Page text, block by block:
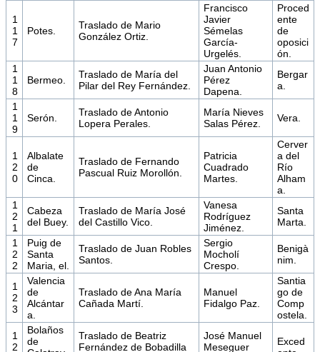
1
1
7
Potes.
Traslado de Mario
González Ortiz.
Francisco
Javier
Sémelas
García-
Urgelés.
Proced
ente
de
oposici
ón.
1
1
8
Bermeo.
Traslado de María del
Pilar del Rey Fernández.
Juan Antonio
Pérez
Dapena.
Bergar
a.
1
1
9
Serón.
Traslado de Antonio
Lopera Perales.
María Nieves
Salas Pérez.
Vera.
1
2
0
Albalate
de
Cinca.
Traslado de Fernando
Pascual Ruiz Morollón.
Patricia
Cuadrado
Martes.
Cerver
a del
Río
Alham
a.
1
2
1
Cabeza
del Buey.
Traslado de María José
del Castillo Vico.
Vanesa
Rodríguez
Jiménez.
Santa
Marta.
1
2
2
Puig de
Santa
Maria, el.
Traslado de Juan Robles
Santos.
Sergio
Mocholí
Crespo.
Benigà
nim.
1
2
3
Valencia
de
Alcántar
a.
Traslado de Ana María
Cañada Martí.
Manuel
Fidalgo Paz.
Santia
go de
Comp
ostela.
1
2
Bolaños
de
Traslado de Beatriz
Fernández de Bobadilla
José Manuel
Meseguer
Exced